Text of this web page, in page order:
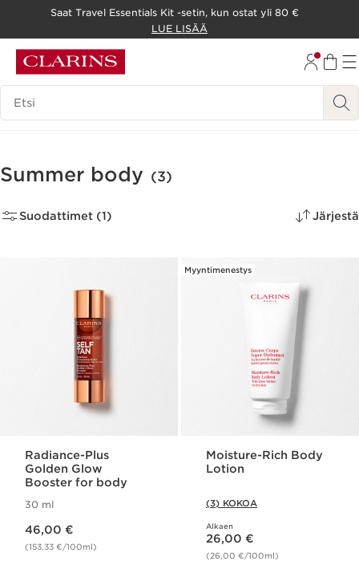
SIIRRY ALATUNNISTEESEEN
Saat Travel Essentials Kit -setin, kun ostat yli 80 €
LUE LISÄÄ
Hakuhistoria
Summer body (3)
Suodattimet (1) Järjestä
Radiance-Plus
Golden Glow
Booster for body
30 ml
46,00 €
(153,33 €/100ml)
Myyntimenestys
Moisture-Rich Body
Lotion
(3) KOKOA
Alkaen
Nykyinen hinta 26,00 €
26,00 €
(26,00 €/100ml)